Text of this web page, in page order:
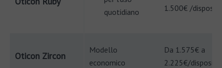
quotidiano
1.500€ /
Oticon Zircon
Modello
economico
Da 1.575€ a
2.225€/